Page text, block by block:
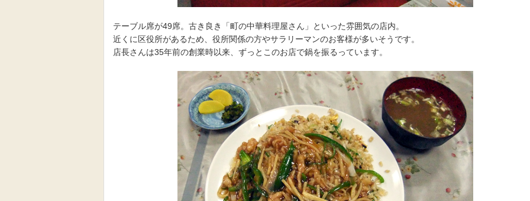
テーブル席が49席。古き良き「町の中華料理屋さん」といった雰囲気の店内。
近くに区役所があるため、役所関係の方やサラリーマンのお客様が多いそうです。
店長さんは35年前の創業時以来、ずっとこのお店で鍋を振るっています。